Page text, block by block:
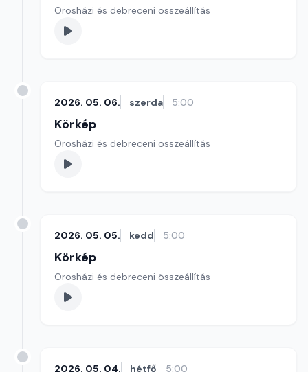
Orosházi és debreceni összeállítás
2026. 05. 06. szerda 5:00
Körkép
Orosházi és debreceni összeállítás
2026. 05. 05. kedd 5:00
Körkép
Orosházi és debreceni összeállítás
2026. 05. 04. hétfő 5:00